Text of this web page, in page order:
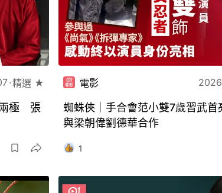
精選 ★
兩極 張
電影
蜘蛛俠｜手合會范小雙7歲習武
與梁朝偉劉德華合作
1